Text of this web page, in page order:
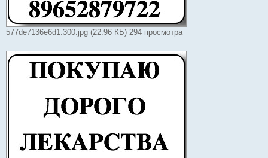
577de7136e6d1.300.jpg (22.96 КБ) 294 просмотра